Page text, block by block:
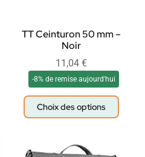
TT Ceinturon 50 mm –
Noir
11,04 €
-8% de remise aujourd'hui
Choix des options